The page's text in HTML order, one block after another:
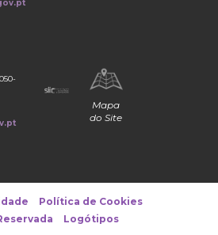
Mapa
do Site
Política de Cookies
Logótipos